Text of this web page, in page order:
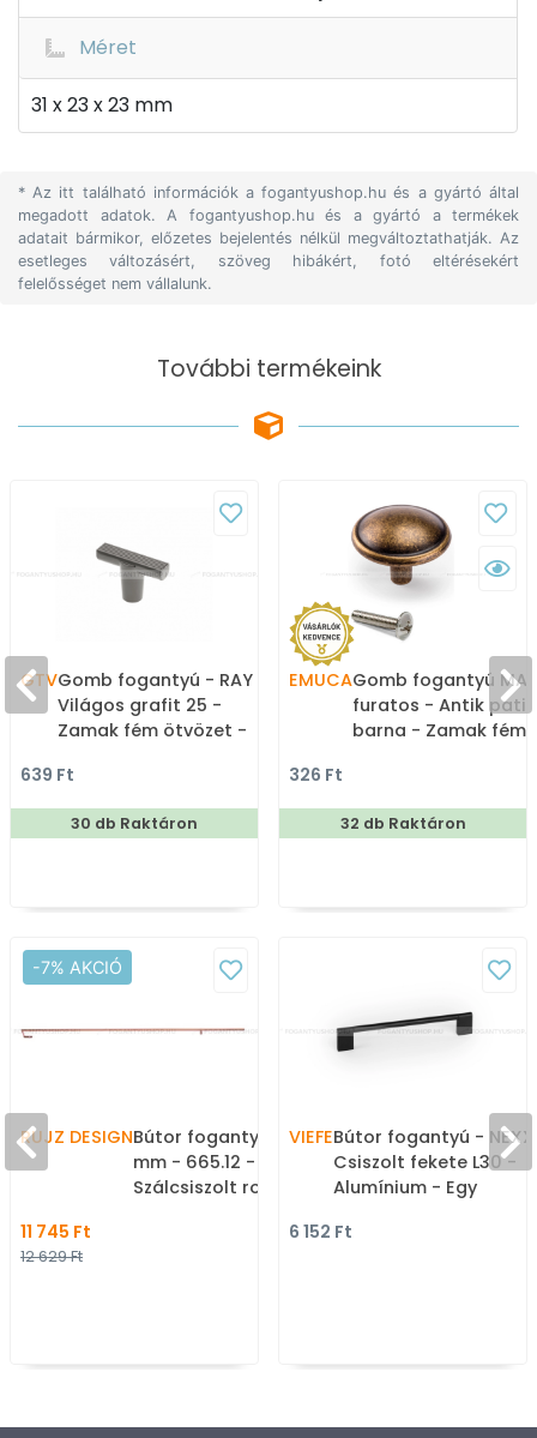
Méret
31 x 23 x 23 mm
* Az itt található információk a fogantyushop.hu és a gyártó által
megadott adatok. A fogantyushop.hu és a gyártó a termékek
adatait bármikor, előzetes bejelentés nélkül megváltoztathatják. Az
esetleges változásért, szöveg hibákért, fotó eltérésekért
felelősséget nem vállalunk.
További termékeink
GTVGomb fogantyú - RAY -
Világos grafit 25 -
Zamak fém ötvözet -
gombfogantyú,
bútorgomb
639 Ft
30 db Raktáron
EMUCAGomb fogantyú
furatos - Antik
barna - Zamak fém
gombfogantyú
(szögletes, kerek)
326 Ft
32 db Raktáron
-7% AKCIÓ
RUJZ DESIGNBútor fogantyú - 864
mm - 665.12 -
Szálcsiszolt rosegold -
méretben gyártott
11 745 Ft
12 629 Ft
VIEFEBútor fogantyú -
Csiszolt fekete L30 -
Alumínium - Egy
színes fém
6 152 Ft